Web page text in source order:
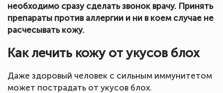
необходимо сразу сделать звонок врачу. Принять
препараты против аллергии и ни в коем случае не
расчесывать кожу.
Как лечить кожу от укусов блох
Даже здоровый человек с сильным иммунитетом
может пострадать от укусов блох.